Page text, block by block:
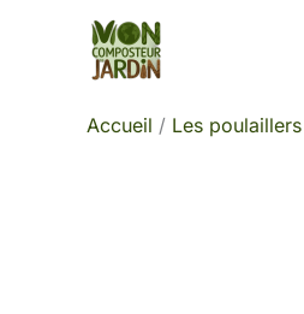
Accueil Les poulaillers